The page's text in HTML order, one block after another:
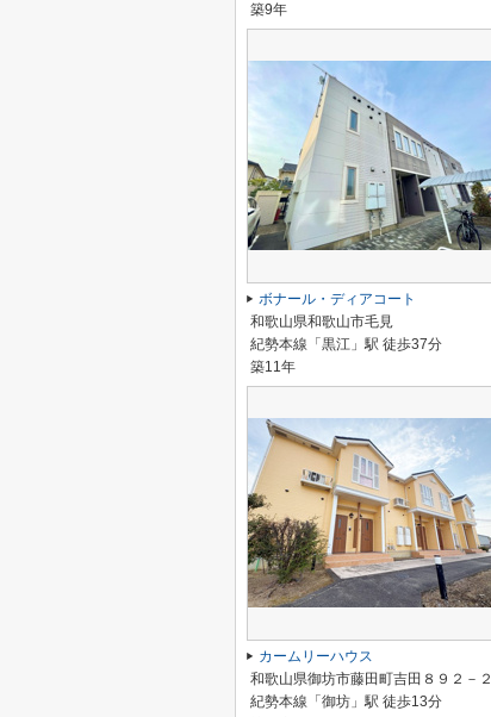
築9年
ボナール・ディアコート
和歌山県和歌山市毛見
紀勢本線「黒江」駅 徒歩37分
築11年
カームリーハウス
和歌山県御坊市藤田町吉田８９２－２
紀勢本線「御坊」駅 徒歩13分